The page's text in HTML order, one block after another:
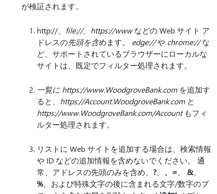
が検証されます。
http://、 file://、https://wwwなどの Web サイト ア
ドレスの先頭を含めます。 edge://や chrome://な
ど、サポートされているブラウザーにローカルな
サイトは、既定でフィルター処理されます。
一覧に https://www.WoodgroveBank.com を追加す
ると、 https://Account.WoodgroveBank.com と
https://www.WoodgroveBank.com/Accountもフィ
ルター処理されます。
リストに Web サイトを追加する場合は、検索情報
や ID などの追加情報を含めないでください。 通
常、アドレスの先頭のみを含め、 ? 、 = &、
%、および特殊文字の後に含まれる文字/数字のブ